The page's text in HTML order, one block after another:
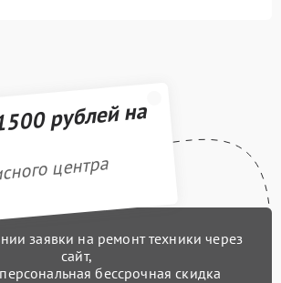
рублей на
центра
заявки на ремонт техники через
сайт,
бессрочная скидка